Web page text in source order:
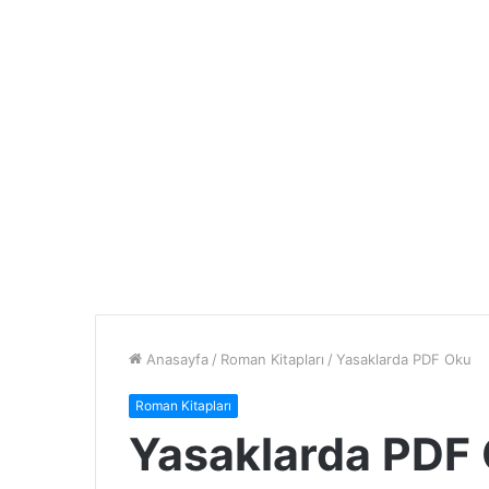
Anasayfa / Roman Kitapları / Yasaklarda PDF Oku
Roman Kitapları
Yasaklarda PDF